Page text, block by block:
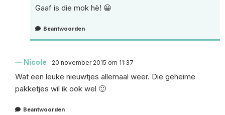
Gaaf is die mok hè! 😀
Beantwoorden
Nicole 20 november 2015 om 11:37
Wat een leuke nieuwtjes allemaal weer. Die geheime
pakketjes wil ik ook wel 🙂
Beantwoorden